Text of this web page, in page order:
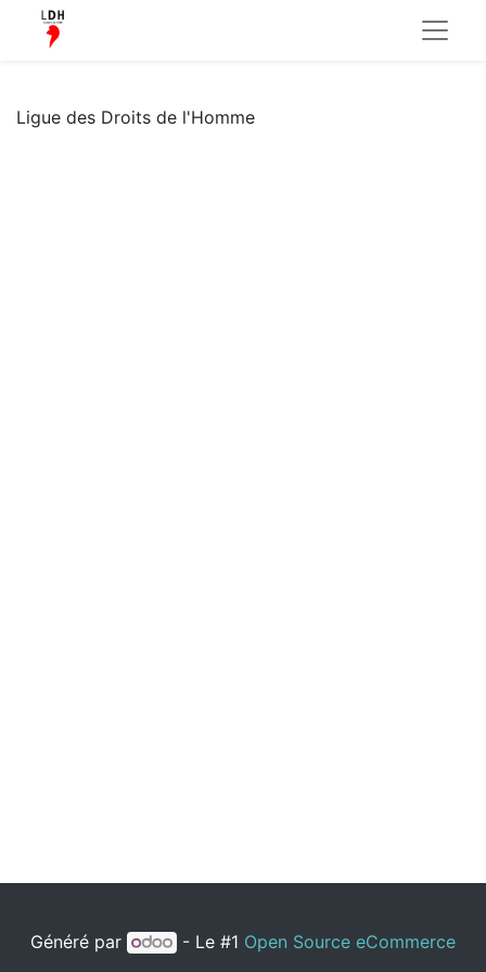
Ligue des Droits de l'Homme
Généré par - Le #1 Open Source eCommerce